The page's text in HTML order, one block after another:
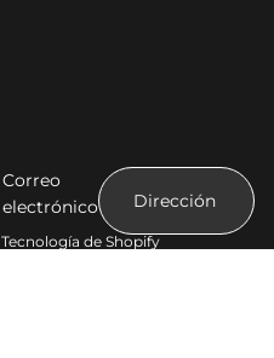
Correo
electrónico
Tecnología de Shopify